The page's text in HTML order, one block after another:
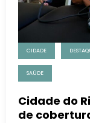
CIDADE
SAÚDE
Cidade do
de